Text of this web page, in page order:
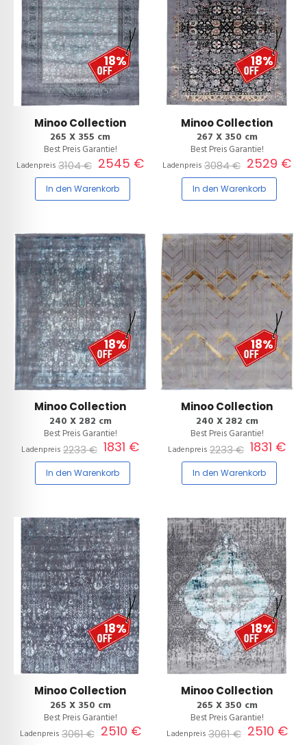
18%
Minoo Collection
265 X 355 cm
Best Preis Garantie!
Ladenpreis 3104 € 2545 €
In den Warenkorb
18%
Minoo Collection
267 X 350 cm
Best Preis Garantie!
Ladenpreis 3084 € 2529 €
In den Warenkorb
18%
Minoo Collection
240 X 282 cm
Best Preis Garantie!
Ladenpreis 2233 € 1831 €
In den Warenkorb
18%
Minoo Collection
240 X 282 cm
Best Preis Garantie!
Ladenpreis 2233 € 1831 €
In den Warenkorb
18%
Minoo Collection
265 X 350 cm
Best Preis Garantie!
Ladenpreis3061 € 2510 €
18%
Minoo Collection
265 X 350 cm
Best Preis Garantie!
Ladenpreis3061 € 2510 €